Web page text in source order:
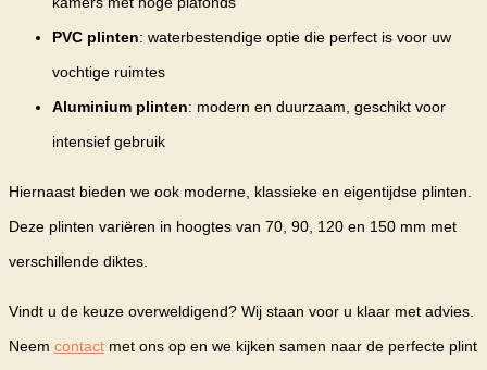
PVC plinten: waterbestendige optie die perfect is voor uw
vochtige ruimtes
Aluminium plinten: modern en duurzaam, geschikt voor
intensief gebruik
Hiernaast bieden we ook moderne, klassieke en eigentijdse plinten.
Deze plinten variëren in hoogtes van 70, 90, 120 en 150 mm met
verschillende diktes.
Vindt u de keuze overweldigend? Wij staan voor u klaar met advies.
Neem contact met ons op en we kijken samen naar de perfecte plint